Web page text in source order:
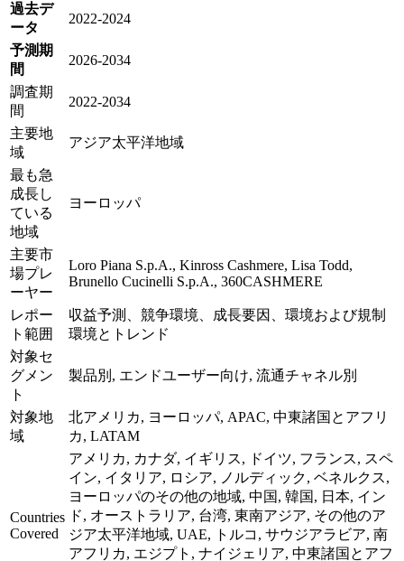
過去デ
ータ
2022-2024
予測期
間
2026-2034
調査期
間
2022-2034
主要地
域
アジア太平洋地域
最も急
成長し
ている
地域
ヨーロッパ
主要市
場プレ
ーヤー
Loro Piana S.p.A., Kinross Cashmere, Lisa Todd,
Brunello Cucinelli S.p.A., 360CASHMERE
レポー
ト範囲
収益予測、競争環境、成長要因、環境および規制
環境とトレンド
対象セ
グメン
ト
製品別, エンドユーザー向け, 流通チャネル別
対象地
域
北アメリカ, ヨーロッパ, APAC, 中東諸国とアフリ
カ, LATAM
Countries
Covered
アメリカ, カナダ, イギリス, ドイツ, フランス, スペ
イン, イタリア, ロシア, ノルディック, ベネルクス,
ヨーロッパのその他の地域, 中国, 韓国, 日本, イン
ド, オーストラリア, 台湾, 東南アジア, その他のア
ジア太平洋地域, UAE, トルコ, サウジアラビア, 南
アフリカ, エジプト, ナイジェリア, 中東諸国とアフ